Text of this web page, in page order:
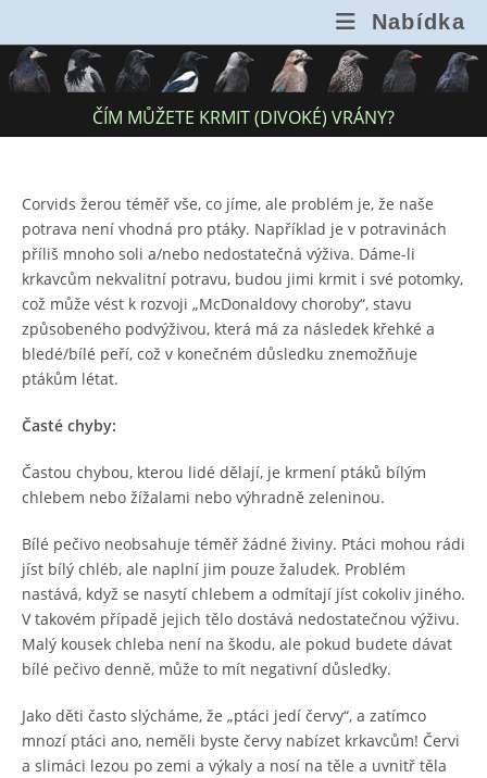
obsahu
Nabídka
ČÍM MŮŽETE KRMIT (DIVOKÉ) VRÁNY?
Corvids žerou téměř vše, co jíme, ale problém je, že naše
potrava není vhodná pro ptáky. Například je v potravinách
příliš mnoho soli a/nebo nedostatečná výživa. Dáme-li
krkavcům nekvalitní potravu, budou jimi krmit i své potomky,
což může vést k rozvoji „McDonaldovy choroby“, stavu
způsobeného podvýživou, která má za následek křehké a
bledé/bílé peří, což v konečném důsledku znemožňuje
ptákům létat.
Časté chyby:
Častou chybou, kterou lidé dělají, je krmení ptáků bílým
chlebem nebo žížalami nebo výhradně zeleninou.
Bílé pečivo neobsahuje téměř žádné živiny. Ptáci mohou rádi
jíst bílý chléb, ale naplní jim pouze žaludek. Problém
nastává, když se nasytí chlebem a odmítají jíst cokoliv jiného.
V takovém případě jejich tělo dostává nedostatečnou výživu.
Malý kousek chleba není na škodu, ale pokud budete dávat
bílé pečivo denně, může to mít negativní důsledky.
Jako děti často slýcháme, že „ptáci jedí červy“, a zatímco
mnozí ptáci ano, neměli byste červy nabízet krkavcům! Červi
a slimáci lezou po zemi a výkaly a nosí na těle a uvnitř těla